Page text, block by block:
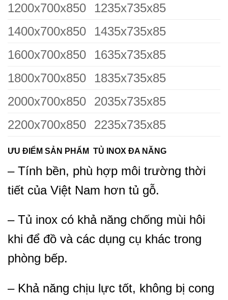
1200x700x850
1235x735x85
1400x700x850
1435x735x85
1600x700x850
1635x735x85
1800x700x850
1835x735x85
2000x700x850
2035x735x85
2200x700x850
2235x735x85
ƯU ĐIỂM SẢN PHẨM TỦ INOX ĐA NĂNG
– Tính bền, phù hợp môi trường thời
tiết của Việt Nam hơn tủ gỗ.
– Tủ inox có khả năng chống mùi hôi
khi để đồ và các dụng cụ khác trong
phòng bếp.
– Khả năng chịu lực tốt, không bị cong